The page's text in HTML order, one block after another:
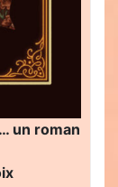
un roman